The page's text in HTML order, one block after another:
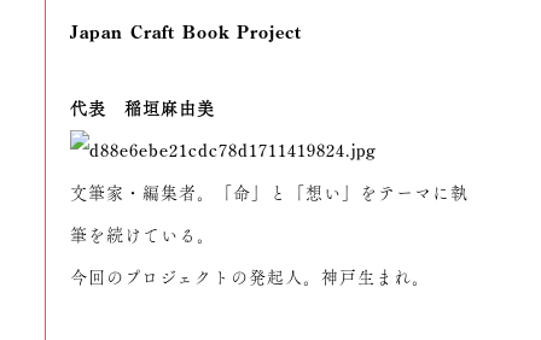
Japan Craft Book Project
代表 稲垣麻由美
文筆家・編集者。「命」と「想い」をテーマに執
筆を続けている。
今回のプロジェクトの発起人。神戸生まれ。